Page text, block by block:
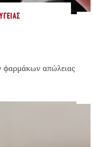
φαρμάκων απώλειας